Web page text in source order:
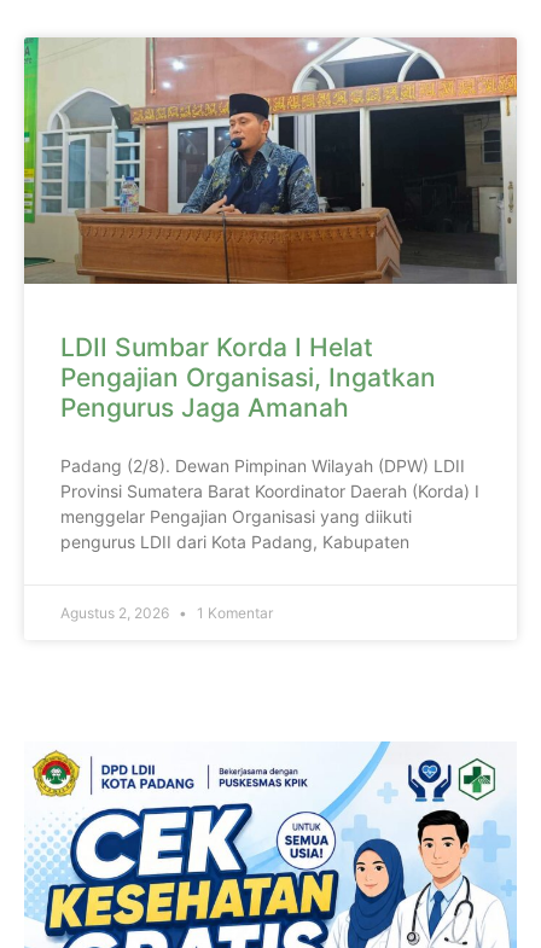
LDII Sumbar Korda I Helat
Pengajian Organisasi, Ingatkan
Pengurus Jaga Amanah
Padang (2/8). Dewan Pimpinan Wilayah (DPW) LDII
Provinsi Sumatera Barat Koordinator Daerah (Korda) I
menggelar Pengajian Organisasi yang diikuti
pengurus LDII dari Kota Padang, Kabupaten
Agustus 2, 2026 1 Komentar